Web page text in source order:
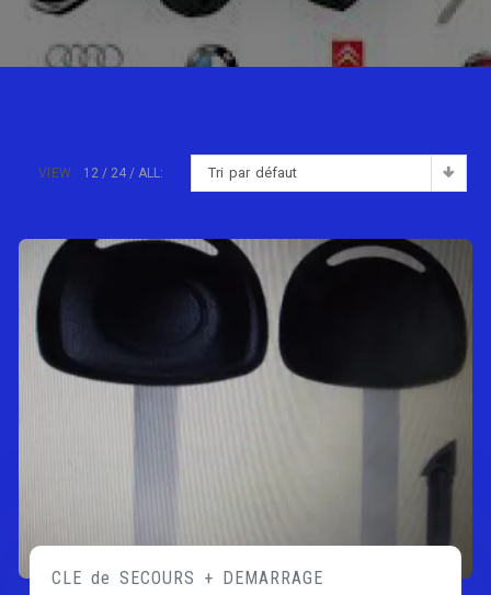
Tri par défaut
VIEW: 12 24 ALL:
CLE de SECOURS + DEMARRAGE